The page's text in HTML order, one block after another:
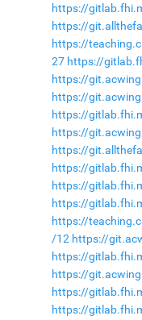
https://
https://
https://
27 https://
https://
https://
https://
https://
https://
https://
https://
https://
https://
/12 https://
https://
https://
https://
https://